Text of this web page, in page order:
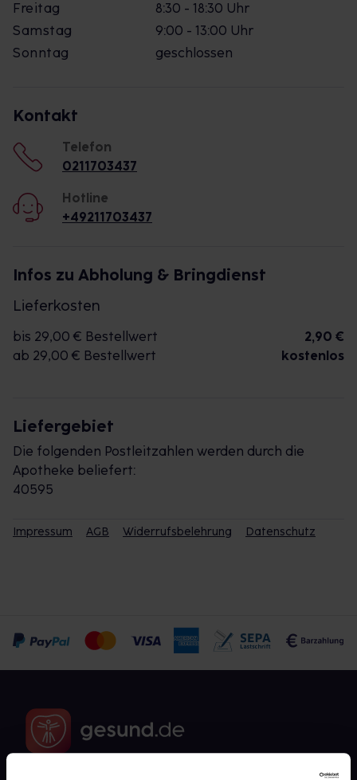
Freitag
8:30 - 18:30 Uhr
Samstag
9:00 - 13:00 Uhr
Sonntag
geschlossen
Kontakt
Telefon
0211703437
Hotline
+49211703437
Infos zu Abholung & Bringdienst
Lieferkosten
bis 29,00 € Bestellwert
2,90 €
ab 29,00 € Bestellwert
kostenlos
Liefergebiet
Die folgenden Postleitzahlen werden durch die
Apotheke beliefert:
40595
Impressum AGB Widerrufsbelehrung Datenschutz